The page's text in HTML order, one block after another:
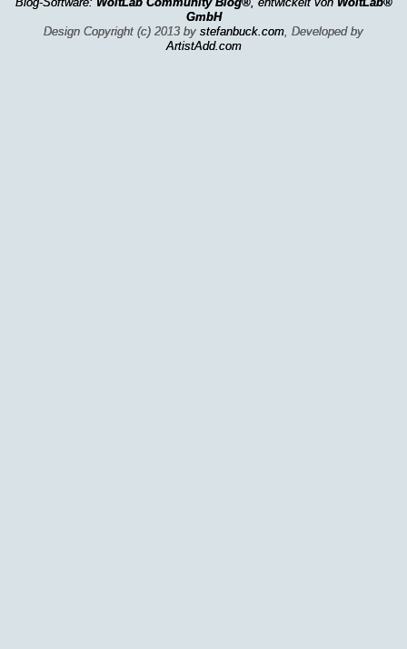
GmbH
Design Copyright (c) 2013 by stefanbuck.com, Developed by
ArtistAdd.com